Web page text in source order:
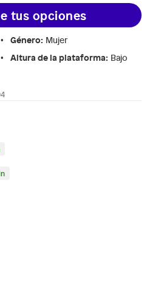
tus opciones
Género: Mujer
Altura de la plataforma: Bajo